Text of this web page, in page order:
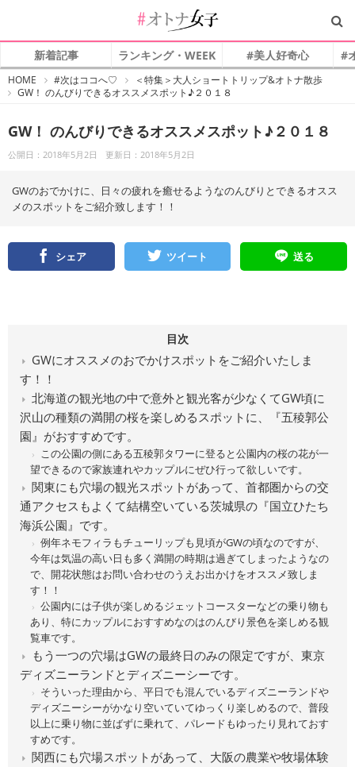
新着記事 ランキング・WEEK #美人好奇心 #
HOME
オ
ト
子
#次はココへ♡
＜特集＞大人ショートトリップ&オトナ散歩
GW！ のんびりできるオススメスポット♪２０１８
GW！ のんびりできるオススメスポット♪２０１８
公開日：2018年5月2日 更新日：2018年5月2日
GWのおでかけに、日々の疲れを癒せるようなのんびりとできるオスス
メのスポットをご紹介致します！！
シェア ツイート 送る
目次
GWにオススメのおでかけスポットをご紹介いたしま
す！！
北海道の観光地の中で意外と観光客が少なくてGW頃に
沢山の種類の満開の桜を楽しめるスポットに、『五稜郭公
園』がおすすめです。
この公園の側にある五稜郭タワーに登ると公園内の桜の花が一
望できるので家族連れやカップルにぜひ行って欲しいです。
関東にも穴場の観光スポットがあって、首都圏からの交
通アクセスもよくて結構空いている茨城県の『国立ひたち
海浜公園』です。
例年ネモフィラもチューリップも見頃がGWの頃なのですが、
今年は気温の高い日も多く満開の時期は過ぎてしまったようなの
で、開花状態はお問い合わせのうえお出かけをオススメ致しま
す！！
公園内には子供が楽しめるジェットコースターなどの乗り物も
あり、特にカップルにおすすめなのはのんびり景色を楽しめる観
覧車です。
もう一つの穴場はGWの最終日のみの限定ですが、東京
ディズニーランドとディズニーシーです。
そういった理由から、平日でも混んでいるディズニーランドや
ディズニーシーがかなり空いていてゆっくり楽しめるので、普段
以上に乗り物に並ばずに乗れて、パレードもゆったり見れておす
すめです。
関西にも穴場スポットがあって、大阪の農業や牧場体験